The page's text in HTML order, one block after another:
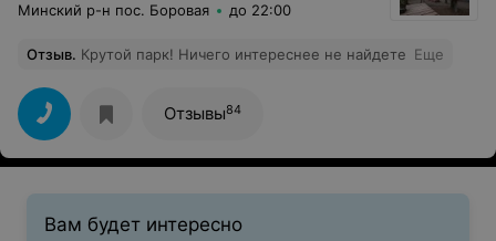
Минский р-н пос. Боровая до 22:00
Отзыв. Крутой парк! Ничего интереснее не найдете Еще
Отзывы84
Вам будет интересно